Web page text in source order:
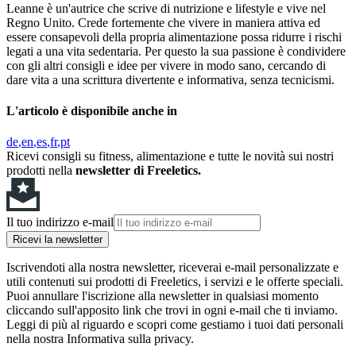
Leanne è un'autrice che scrive di nutrizione e lifestyle e vive nel
Regno Unito. Crede fortemente che vivere in maniera attiva ed
essere consapevoli della propria alimentazione possa ridurre i rischi
legati a una vita sedentaria. Per questo la sua passione è condividere
con gli altri consigli e idee per vivere in modo sano, cercando di
dare vita a una scrittura divertente e informativa, senza tecnicismi.
L'articolo è disponibile anche in
de en es fr pt
Ricevi consigli su fitness, alimentazione e tutte le novità sui nostri
prodotti nella newsletter di Freeletics.
Il tuo indirizzo e-mail
Ricevi la newsletter
Iscrivendoti alla nostra newsletter, riceverai e-mail personalizzate e
utili contenuti sui prodotti di Freeletics, i servizi e le offerte speciali.
Puoi annullare l'iscrizione alla newsletter in qualsiasi momento
cliccando sull'apposito link che trovi in ogni e-mail che ti inviamo.
Leggi di più al riguardo e scopri come gestiamo i tuoi dati personali
nella nostra Informativa sulla privacy.